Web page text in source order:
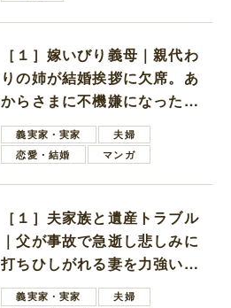
［１］嫁いびり義母｜親代わ
りの姉が結婚挨拶に欠席。あ
からさまに不機嫌になった義
母義実家・実家
夫婦
恋愛・結婚
マンガ
［１］夫家族と遺産トラブル
｜父が事故で急逝し悲しみに
打ちひしがれる妻を力強い言
葉で励ます夫
義実家・実家
夫婦